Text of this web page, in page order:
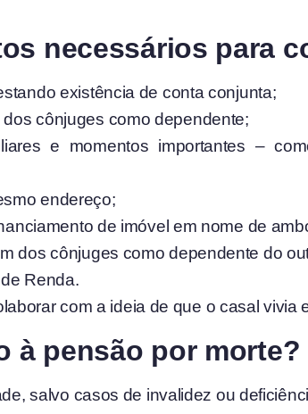
necessários para
existência de conta conjunta;
cônjuges como dependente;
e momentos importantes –
endereço;
de imóvel em nome de
dos cônjuges como dependente do
Renda.
com a ideia de que o casal
à pensão por morte?
salvo casos de invalidez ou